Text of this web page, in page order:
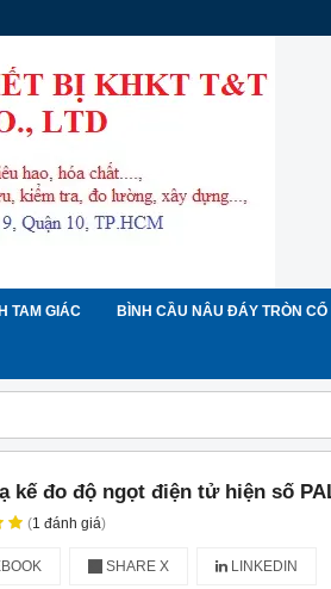
TAM GIÁC BÌNH CẦU NÂU ĐÁY TRÒN
kế đo độ ngọt điện tử hiện số
(1đánh giá)
SHARE X LINKEDIN